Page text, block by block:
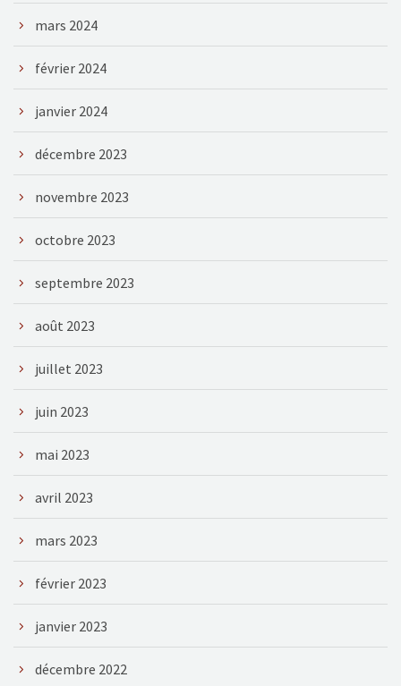
mars 2024
février 2024
janvier 2024
décembre 2023
novembre 2023
octobre 2023
septembre 2023
août 2023
juillet 2023
juin 2023
mai 2023
avril 2023
mars 2023
février 2023
janvier 2023
décembre 2022